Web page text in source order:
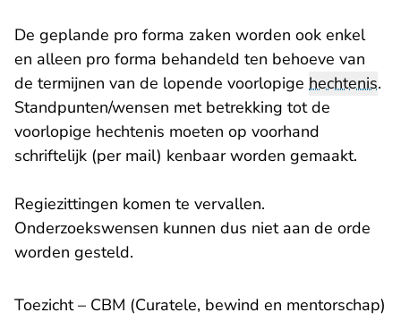
De geplande pro forma zaken worden ook enkel
en alleen pro forma behandeld ten behoeve van
de termijnen van de lopende voorlopige hechtenis.
Standpunten/wensen met betrekking tot de
voorlopige hechtenis moeten op voorhand
schriftelijk (per mail) kenbaar worden gemaakt.
Regiezittingen komen te vervallen.
Onderzoekswensen kunnen dus niet aan de orde
worden gesteld.
Toezicht – CBM (Curatele, bewind en mentorschap)